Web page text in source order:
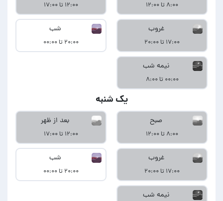
۸:۰۰ تا ۱۲:۰۰ ۱۲:۰۰ تا ۱۷:۰۰
غروب
۱۷:۰۰ تا ۲۰:۰۰
شب
۲۰:۰۰ تا ۰۰:۰۰
نیمه شب
۰۰:۰۰ تا ۸:۰۰
یک شنبه
صبح
۸:۰۰ تا ۱۲:۰۰
بعد از ظهر
۱۲:۰۰ تا ۱۷:۰۰
غروب
۱۷:۰۰ تا ۲۰:۰۰
شب
۲۰:۰۰ تا ۰۰:۰۰
نیمه شب